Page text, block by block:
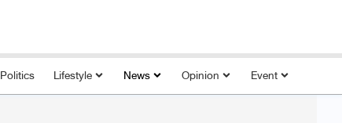
Politics Lifestyle News Opinion Event